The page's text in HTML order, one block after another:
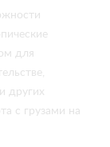
для
других
с грузами на